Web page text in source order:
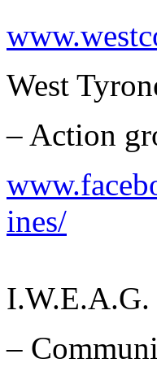
West
– Action
ines/
I.W.E.A.G.
–